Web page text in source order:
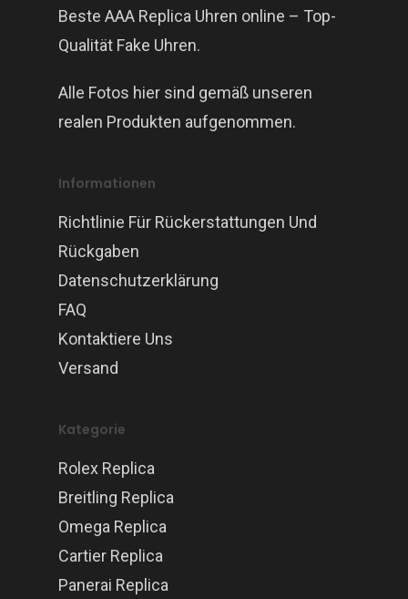
Beste AAA Replica Uhren online – Top-
Qualität Fake Uhren.
Alle Fotos hier sind gemäß unseren
realen Produkten aufgenommen.
Informationen
Richtlinie Für Rückerstattungen Und
Rückgaben
Datenschutzerklärung
FAQ
Kontaktiere Uns
Versand
Kategorie
Rolex Replica
Breitling Replica
Omega Replica
Cartier Replica
Panerai Replica